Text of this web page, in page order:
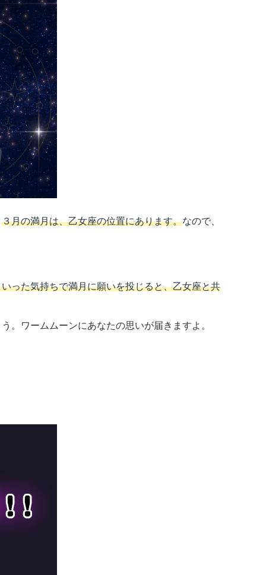
３月の満月は、乙女座の位置にあります。なので、
った気持ちで満月に願いを投じると、乙女座と共
ワームムーンにあなたの思いが届きますよ。